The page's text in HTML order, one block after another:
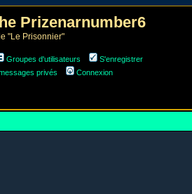
Prizenarnumber6
"Le Prisonnier"
Groupes d'utilisateurs
S'enregistrer
privés Connexion